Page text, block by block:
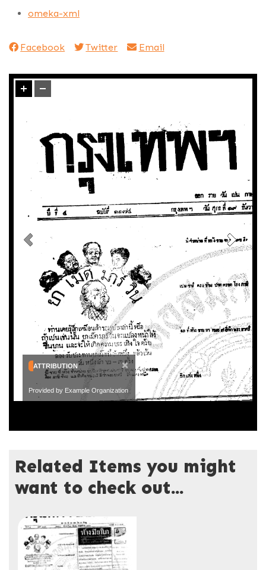
omeka-xml
Facebook Twitter Email
ATTRIBUTION ×
Provided by Example Organization
Related Items you might
want to check out...